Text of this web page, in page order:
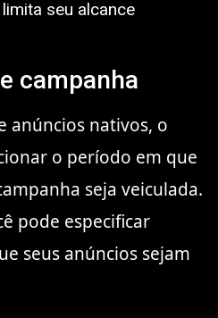
seu alcance
campanha
anúncios nativos, o
o período em que
seja veiculada.
pode especificar
seus anúncios sejam